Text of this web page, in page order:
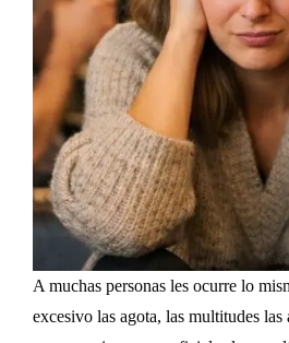
A muchas personas les ocurre lo
excesivo las agota, las multitudes las